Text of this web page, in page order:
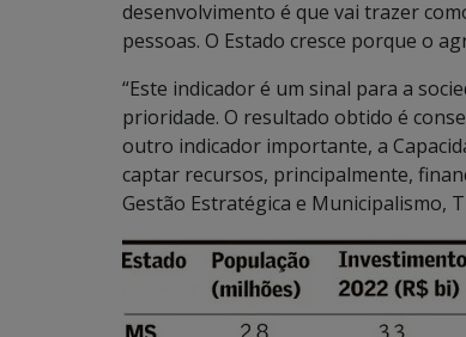
desenvolvimento é que vai trazer
pessoas. O Estado cresce porque o
“Este indicador é um sinal para a
prioridade. O resultado obtido é
outro indicador importante, a
captar recursos, principalmente,
Gestão Estratégica e Municipalismo,